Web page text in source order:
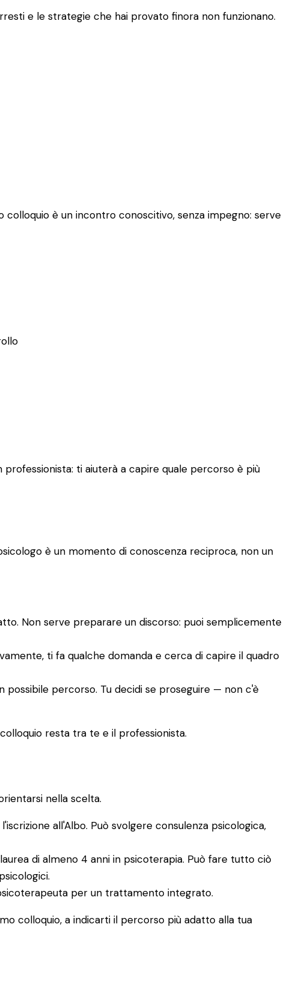
e le strategie che hai provato finora non funzionano.
colloquio è un incontro conoscitivo, senza impegno: serve
ti aiuterà a capire quale percorso è più
è un momento di conoscenza reciproca, non un
Non serve preparare un discorso: puoi semplicemente
ti fa qualche domanda e cerca di capire il quadro
percorso. Tu decidi se proseguire — non c'è
resta tra te e il professionista.
nella scelta.
all'Albo. Può svolgere consulenza psicologica,
di almeno 4 anni in psicoterapia. Può fare tutto ciò
per un trattamento integrato.
colloquio, a indicarti il percorso più adatto alla tua